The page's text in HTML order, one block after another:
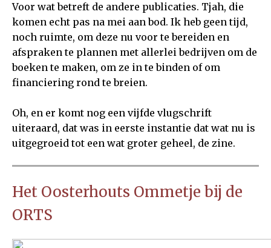
Voor wat betreft de andere publicaties. Tjah, die
komen echt pas na mei aan bod. Ik heb geen tijd,
noch ruimte, om deze nu voor te bereiden en
afspraken te plannen met allerlei bedrijven om de
boeken te maken, om ze in te binden of om
financiering rond te breien.
Oh, en er komt nog een vijfde vlugschrift
uiteraard, dat was in eerste instantie dat wat nu is
uitgegroeid tot een wat groter geheel, de zine.
Het Oosterhouts Ommetje bij de
ORTS